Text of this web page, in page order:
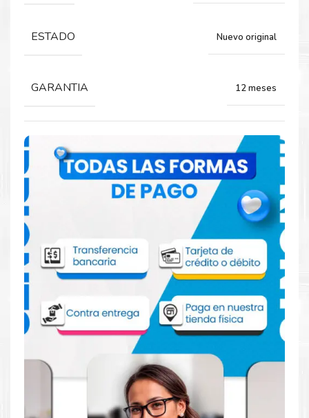
Comprar Kit Cabezal Canon BH-10 CH-10
para impresora 5010 6010 7010
Aprovecha nuestra experiencia y atención para adquirir tus
productos. Tenemos promociones todos los dias. Escríbenos o
visítanos hoy para encontrar la solución perfecta para tu
impresoraCanon, como laKit Cabezal Canon BH-10 CH-10
para impresora 5010 6010 7010 2160 3160
Dónde comprar Cabezal para impresora
5010 6010 7010 2160 3160 en Lima o para
ESTADO Nuevo original
GARANTIA 12 meses